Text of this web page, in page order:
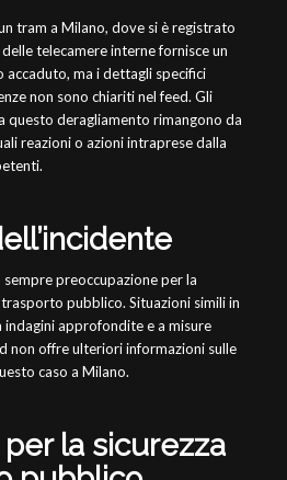
tram a Milano, dove si è registrato
telecamere interne fornisce un
ma i dettagli specifici
non sono chiariti nel feed. Gli
questo deragliamento rimangono da
reazioni o azioni intraprese dalla
preoccupazione per la
pubblico. Situazioni simili in
approfondite e a misure
non offre ulteriori informazioni sulle
caso a Milano.
per la sicurezza